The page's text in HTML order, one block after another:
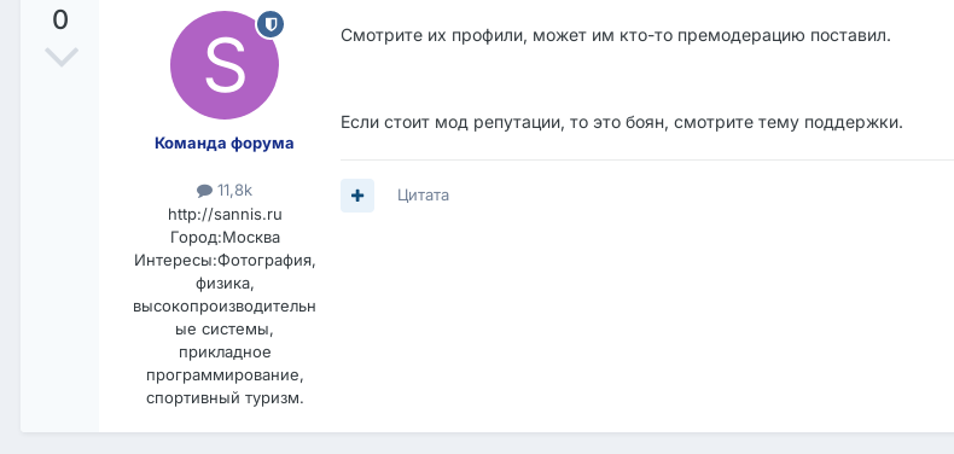
0
Команда форума
11,8k
http://sannis.ru
Город:Москва
Интересы:Фотография,
физика,
высокопроизводительн
ые системы,
прикладное
программирование,
спортивный туризм.
Смотрите их профили, может им кто-то премодерацию поставил.
Если стоит мод репутации, то это боян, смотрите тему поддержки.
Цитата